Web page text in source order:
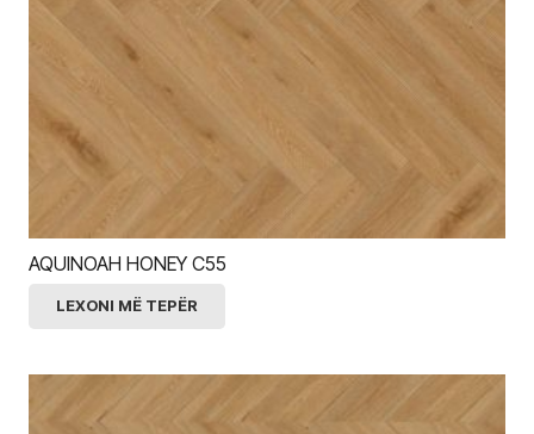
AQUINOAH HONEY C55
LEXONI MË TEPËR